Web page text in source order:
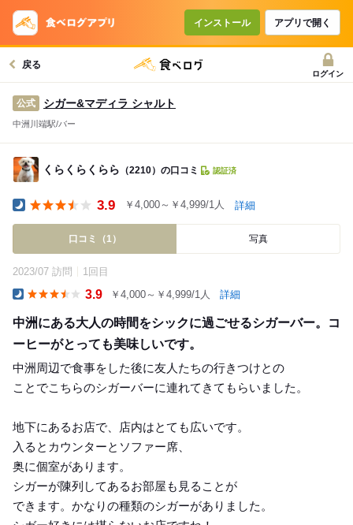
インストール アプリで開く
戻る
ログイン
公式 シガー&マディラ シャルト
中洲川端駅/バー
くらくらくらら （2210）の口コミ 認証済
3.9 ￥4,000～￥4,999/1人 詳細
口コミ（1） 写真
2023/07 訪問 1回目
3.9 ￥4,000～￥4,999/1人 詳細
中洲にある大人の時間をシックに過ごせるシガーバー。コ
ーヒーがとっても美味しいです。
中洲周辺で食事をした後に友人たちの行きつけとの
ことでこちらのシガーバーに連れてきてもらいました。
地下にあるお店で、店内はとても広いです。
入るとカウンターとソファー席、
奥に個室があります。
シガーが陳列してあるお部屋も見ることが
できます。かなりの種類のシガーがありました。